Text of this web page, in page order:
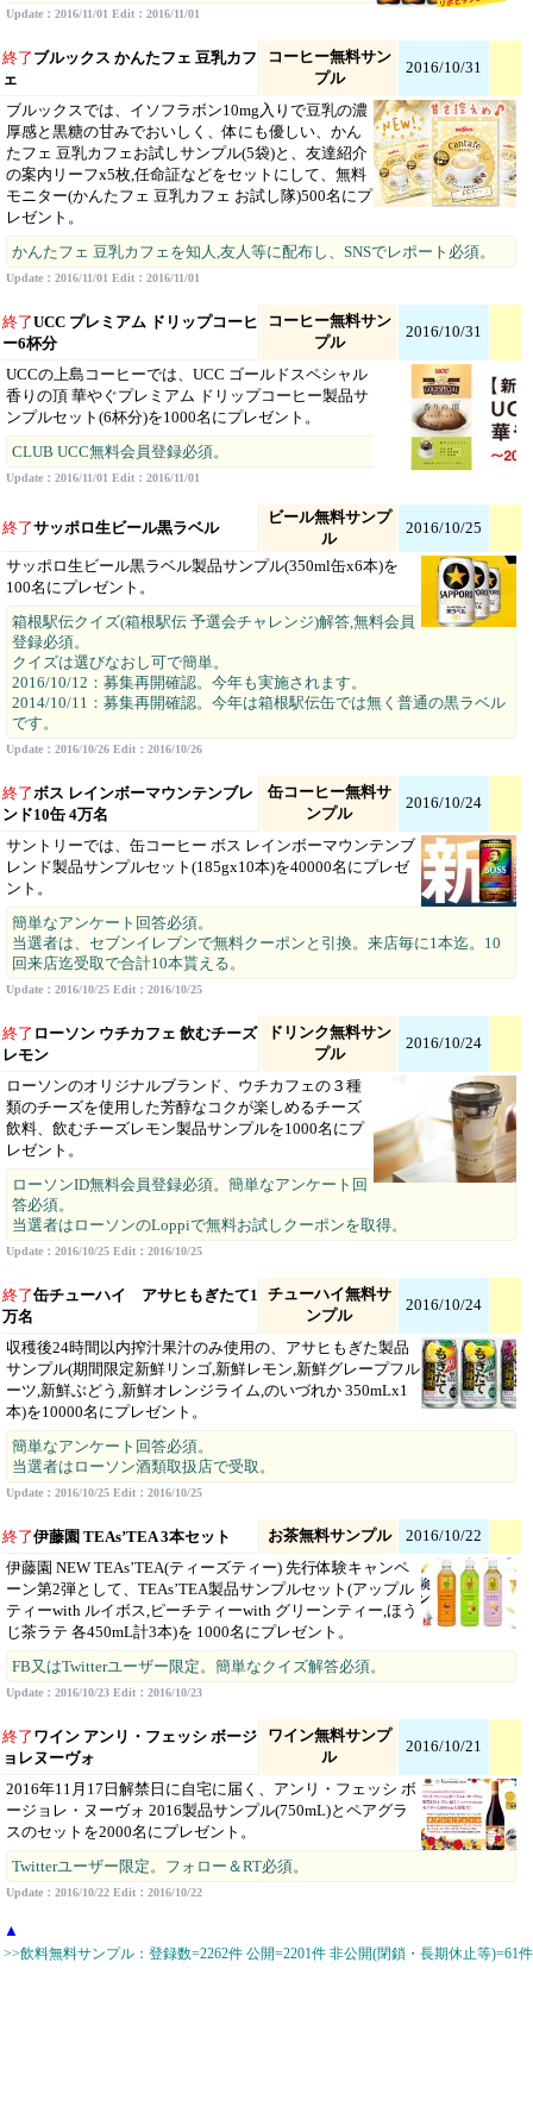
Update：2016/11/01 Edit：2016/11/01
終了 ブルックス かんたフェ 豆乳カフ
ェ
コーヒー無料サン
プル
2016/10/31
ブルックスでは、イソフラボン10mg入りで豆乳の濃
厚感と黒糖の甘みでおいしく、体にも優しい、かん
たフェ 豆乳カフェお試しサンプル(5袋)と、友達紹介
の案内リーフx5枚,任命証などをセットにして、無料
モニター(かんたフェ 豆乳カフェ お試し隊)500名にプ
レゼント。
かんたフェ 豆乳カフェを知人,友人等に配布し、SNSでレポート必須。
Update：2016/11/01 Edit：2016/11/01
終了UCC プレミアム ドリップコーヒ
ー6杯分
コーヒー無料サン
プル
2016/10/31
UCCの上島コーヒーでは、UCC ゴールドスペシャル
香りの頂 華やぐプレミアム ドリップコーヒー製品サ
ンプルセット(6杯分)を1000名にプレゼント。
CLUB UCC無料会員登録必須。
Update：2016/11/01 Edit：2016/11/01
終了サッポロ生ビール黒ラベル
ビール無料サンプ
ル
2016/10/25
サッポロ生ビール黒ラベル製品サンプル(350ml缶x6本)を
100名にプレゼント。
箱根駅伝クイズ(箱根駅伝 予選会チャレンジ)解答,無料会員
登録必須。
クイズは選びなおし可で簡単。
2016/10/12：募集再開確認。今年も実施されます。
2014/10/11：募集再開確認。今年は箱根駅伝缶では無く普通の黒ラベル
です。
Update：2016/10/26 Edit：2016/10/26
終了ボス レインボーマウンテンブレ
ンド10缶 4万名
缶コーヒー無料サ
ンプル
2016/10/24
サントリーでは、缶コーヒー ボス レインボーマウンテンブ
レンド製品サンプルセット(185gx10本)を40000名にプレゼ
ント。
簡単なアンケート回答必須。
当選者は、セブンイレブンで無料クーポンと引換。来店毎に1本迄。10
回来店迄受取で合計10本貰える。
Update：2016/10/25 Edit：2016/10/25
終了 ローソン ウチカフェ 飲むチーズ
レモン
ドリンク無料サン
プル
2016/10/24
ローソンのオリジナルブランド、ウチカフェの３種
類のチーズを使用した芳醇なコクが楽しめるチーズ
飲料、飲むチーズレモン製品サンプルを1000名にプ
レゼント。
ローソンID無料会員登録必須。簡単なアンケート回
答必須。
当選者はローソンのLoppiで無料お試しクーポンを取得。
Update：2016/10/25 Edit：2016/10/25
終了缶チューハイ アサヒもぎたて1
万名
チューハイ無料サ
ンプル
2016/10/24
収穫後24時間以内搾汁果汁のみ使用の、アサヒもぎた製品
サンプル(期間限定新鮮リンゴ,新鮮レモン,新鮮グレープフル
ーツ,新鮮ぶどう,新鮮オレンジライム,のいづれか 350mLx1
本)を10000名にプレゼント。
簡単なアンケート回答必須。
当選者はローソン酒類取扱店で受取。
Update：2016/10/25 Edit：2016/10/25
終了伊藤園 TEAs’TEA 3本セット お茶無料サンプル
2016/10/22
伊藤園 NEW TEAs’TEA(ティーズティー) 先行体験キャンペ
ーン第2弾として、TEAs’TEA製品サンプルセット(アップル
ティーwith ルイボス,ピーチティーwith グリーンティー,ほう
じ茶ラテ 各450mL計3本)を 1000名にプレゼント。
FB又はTwitterユーザー限定。簡単なクイズ解答必須。
Update：2016/10/23 Edit：2016/10/23
終了 ワイン アンリ・フェッシ ボージ
ョレヌーヴォ
ワイン無料サンプ
ル
2016/10/21
2016年11月17日解禁日に自宅に届く、アンリ・フェッシ ボ
ージョレ・ヌーヴォ 2016製品サンプル(750mL)とペアグラ
スのセットを2000名にプレゼント。
Twitterユーザー限定。フォロー＆RT必須。
Update：2016/10/22 Edit：2016/10/22
▲
>>飲料無料サンプル：登録数=2262件 公開=2201件 非公開(閉鎖・長期休止等)=61件